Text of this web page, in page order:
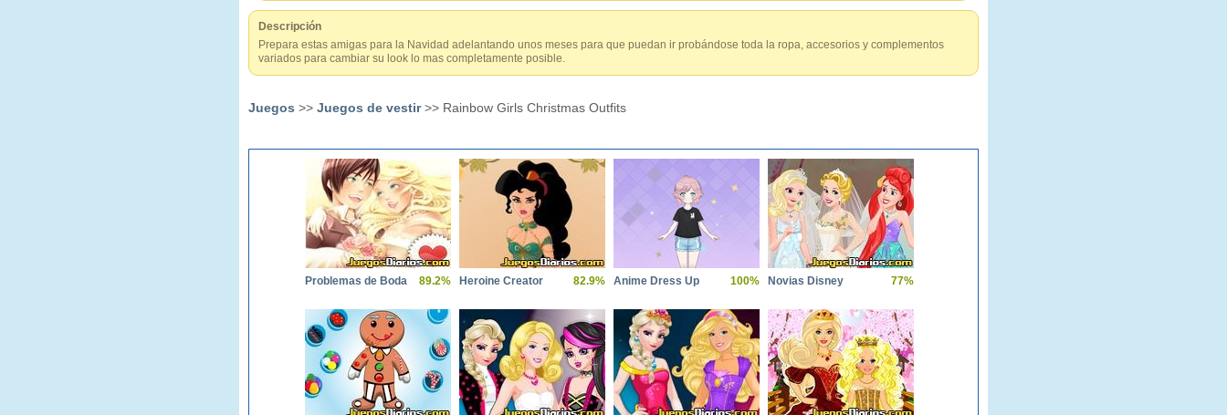
Descripción
Prepara estas amigas para la Navidad adelantando unos meses para que puedan ir probándose toda la ropa, accesorios y complementos
variados para cambiar su look lo mas completamente posible.
Juegos >> Juegos de vestir>> Rainbow Girls Christmas Outfits
Problemas de Boda 89.2% Heroine Creator 82.9% Anime Dress Up 100% Novias Disney 77%